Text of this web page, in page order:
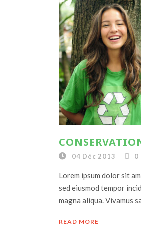
04 Déc 2013 0
Lorem ipsum dolor sit
sed eiusmod tempor
magna aliqua. Vivamus
READ MORE